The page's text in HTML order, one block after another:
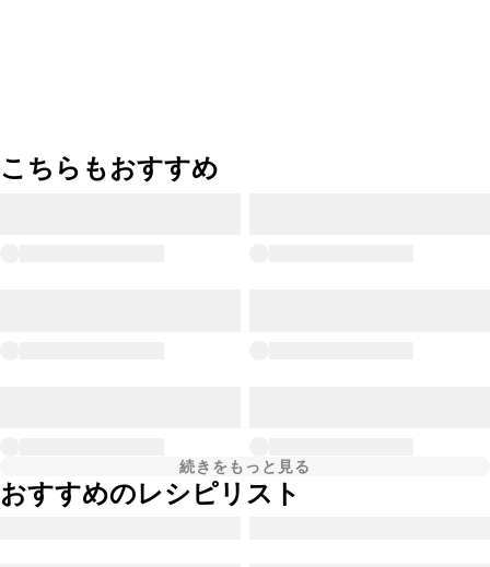
こちらもおすすめ
続きをもっと見る
おすすめのレシピリスト